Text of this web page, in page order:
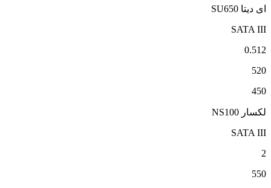
ای دیتا SU650
SATA III
0.512
520
450
لکسار NS100
SATA III
2
550